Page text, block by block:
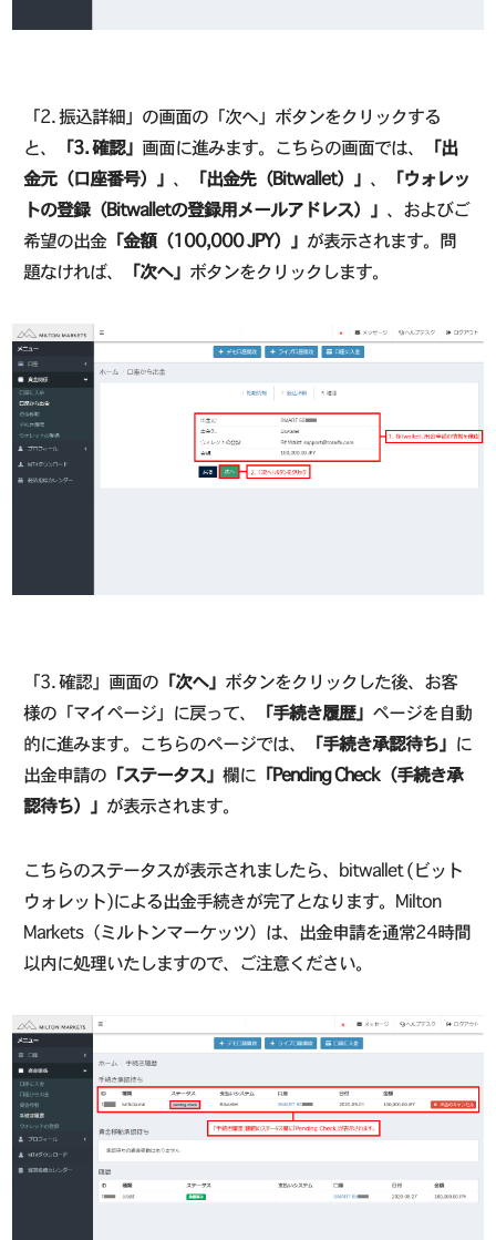
「2. 振込詳細」の画面の「次へ」ボタンをクリックする
と、
「3. 確認」 画面に進みます。こちらの画面では、
「出
金元（口座番号）」 、 「出金先（Bitwallet）」 、
「ウォレッ
トの登録（Bitwalletの登録用メールアドレス）」 、およびご
希望の出金「金額（100,000 JPY）」 が表示されます。問
題なければ、
「次へ」 ボタンをクリックします。
「3. 確認」画面の 「次へ」 ボタンをクリックした後、お客
様の「マイページ」に戻って、
「手続き履歴」 ページを自動
的に進みます。こちらのページでは、
「手続き承認待ち」 に
出金申請の 「ステータス」欄に 「Pending Check（手続き承
認待ち）」 が表示されます。
こちらのステータスが表示されましたら、bitwallet (ビット
ウォレット)による出金手続きが完了となります。Milton
Markets（ミルトンマーケッツ）は、出金申請を通常24時間
以内に処理いたしますので、ご注意ください。